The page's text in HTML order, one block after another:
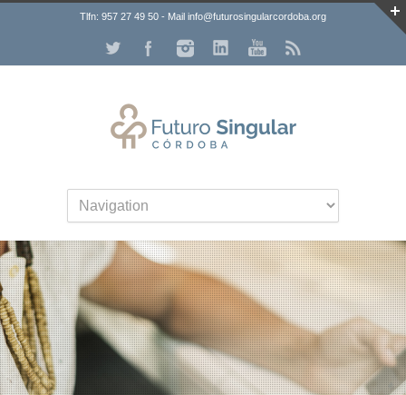
Tlfn: 957 27 49 50 - Mail info@futurosingularcordoba.org